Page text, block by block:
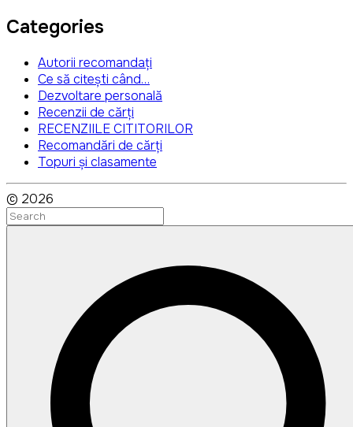
Categories
Autorii recomandați
Ce să citești când…
Dezvoltare personală
Recenzii de cărți
RECENZIILE CITITORILOR
Recomandări de cărți
Topuri și clasamente
© 2026